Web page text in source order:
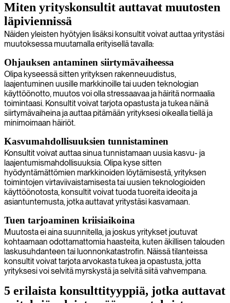
Miten yrityskonsultit auttavat muutosten
läpiviennissä
Näiden yleisten hyötyjen lisäksi konsultit voivat auttaa yritystäsi
muutoksessa muutamalla erityisellä tavalla:
Ohjauksen antaminen siirtymävaiheessa
Olipa kyseessä sitten yrityksen rakenneuudistus,
laajentuminen uusille markkinoille tai uuden teknologian
käyttöönotto, muutos voi olla stressaavaa ja häiritä normaalia
toimintaasi. Konsultit voivat tarjota opastusta ja tukea näinä
siirtymävaiheina ja auttaa pitämään yrityksesi oikealla tiellä ja
minimoimaan häiriöt.
Kasvumahdollisuuksien tunnistaminen
Konsultit voivat auttaa sinua tunnistamaan uusia kasvu- ja
laajentumismahdollisuuksia. Olipa kyse sitten
hyödyntämättömien markkinoiden löytämisestä, yrityksen
toimintojen virtaviivaistamisesta tai uusien teknologioiden
käyttöönotosta, konsultit voivat tuoda tuoreita ideoita ja
asiantuntemusta, jotka auttavat yritystäsi kasvamaan.
Tuen tarjoaminen kriisiaikoina
Muutosta ei aina suunnitella, ja joskus yritykset joutuvat
kohtaamaan odottamattomia haasteita, kuten äkillisen talouden
laskusuhdanteen tai luonnonkatastrofin. Näissä tilanteissa
konsultit voivat tarjota arvokasta tukea ja opastusta, jotta
yrityksesi voi selvitä myrskystä ja selvitä siitä vahvempana.
5 erilaista konsulttityyppiä, jotka auttavat